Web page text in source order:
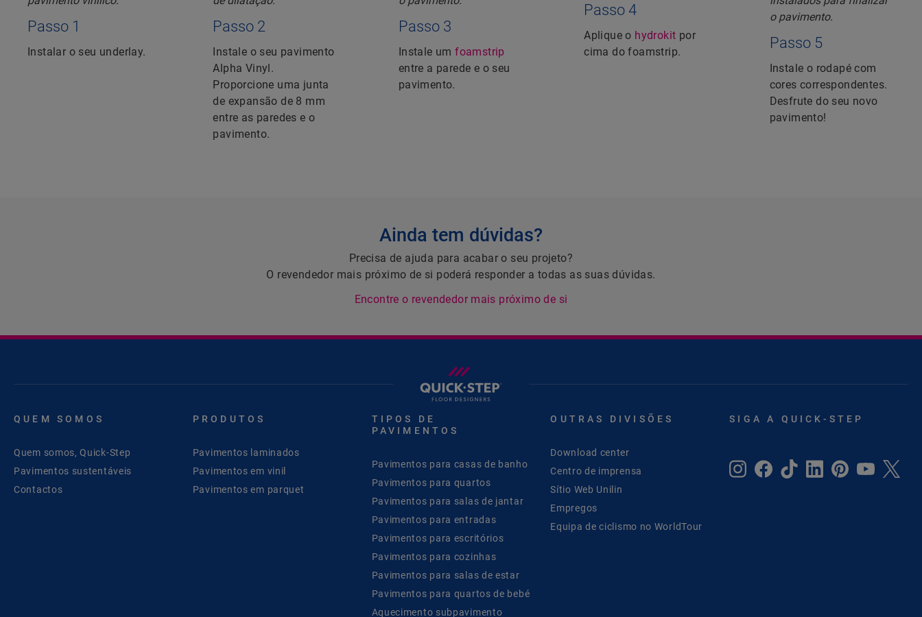
Passo 1
Instalar o seu underlay.
Passo 2
Instale o seu pavimento
Alpha Vinyl.
Proporcione uma junta
de expansão de 8 mm
entre as paredes e o
pavimento.
Passo 3
Instale umfoamstrip
entre a parede e o seu
pavimento.
Passo 4
Aplique o hydrokit por
cima do foamstrip.
Passo 5
Instale o rodapé com
cores correspondentes.
Desfrute do seu novo
pavimento!
Ainda tem dúvidas?
Precisa de ajuda para acabar o seu projeto?
O revendedor mais próximo de si poderá responder a todas as suas dúvidas.
Encontre o revendedor mais próximo de si
QUEM SOMOS
Quem somos, Quick-Step
Pavimentos sustentáveis
Contactos
PRODUTOS
Pavimentos laminados
Pavimentos em vinil
Pavimentos em parquet
TIPOS DE
PAVIMENTOS
Pavimentos para casas de banho
Pavimentos para quartos
Pavimentos para salas de jantar
Pavimentos para entradas
Pavimentos para escritórios
Pavimentos para cozinhas
Pavimentos para salas de estar
Pavimentos para quartos de bebé
Aquecimento subpavimento
OUTRAS DIVISÕES
Download center
Centro de imprensa
Sítio Web Unilin
Empregos
Equipa de ciclismo no WorldTour
SIGA A QUICK-STEP